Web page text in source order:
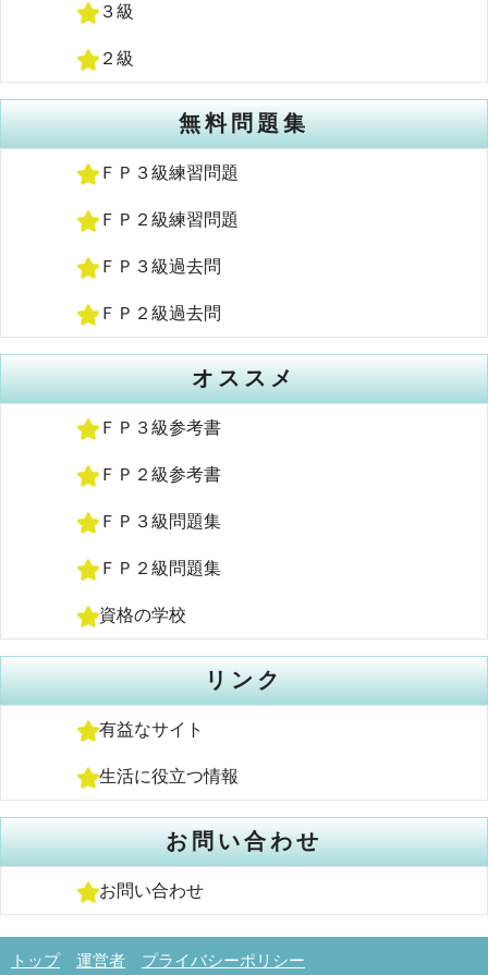
３級
２級
無料問題集
ＦＰ３級練習問題
ＦＰ２級練習問題
ＦＰ３級過去問
ＦＰ２級過去問
オススメ
ＦＰ３級参考書
ＦＰ２級参考書
ＦＰ３級問題集
ＦＰ２級問題集
資格の学校
リンク
有益なサイト
生活に役立つ情報
お問い合わせ
お問い合わせ
トップ 運営者 プライバシーポリシー